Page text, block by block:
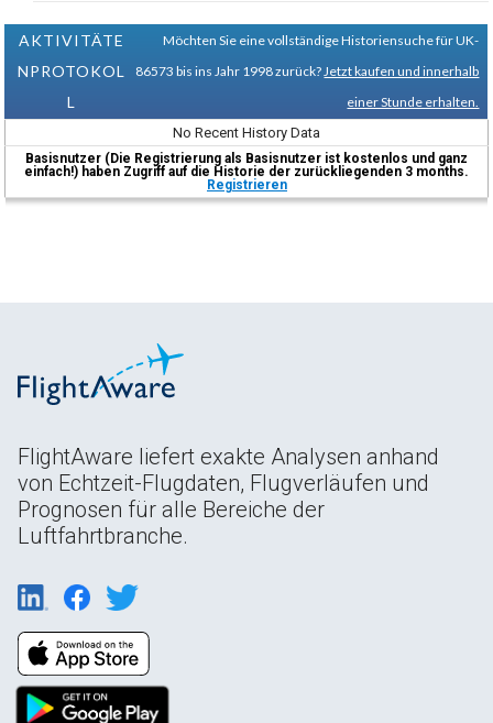
AKTIVITÄTE
NPROTOKOL
L
Möchten Sie eine vollständige Historiensuche für UK-
86573 bis ins Jahr 1998 zurück? Jetzt kaufen und innerhalb
einer Stunde erhalten.
No Recent History Data
Basisnutzer (Die Registrierung als Basisnutzer ist kostenlos und ganz
einfach!) haben Zugriff auf die Historie der zurückliegenden 3 months.
Registrieren
FlightAware liefert exakte Analysen anhand
von Echtzeit-Flugdaten, Flugverläufen und
Prognosen für alle Bereiche der
Luftfahrtbranche.